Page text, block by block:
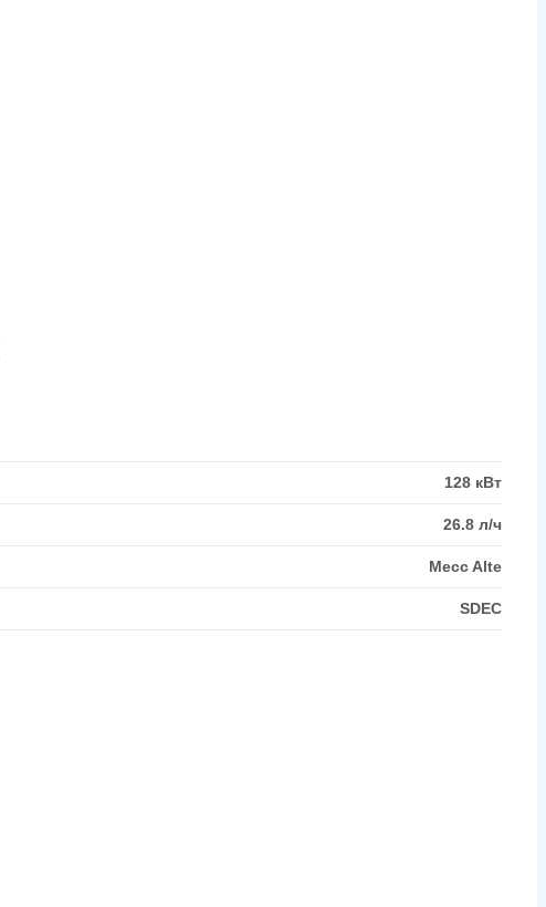
128 кВт
26.8 л/ч
Mecc Alte
SDEC